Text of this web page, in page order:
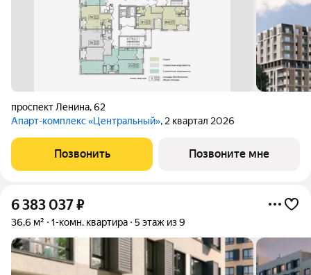
проспект Ленина,62
Апарт-комплекс «Центральный», 2 квартал 2026
Позвонить Позвоните мне
6 383 037₽
36,6 м² 1-комн. квартира 5 этаж из 9